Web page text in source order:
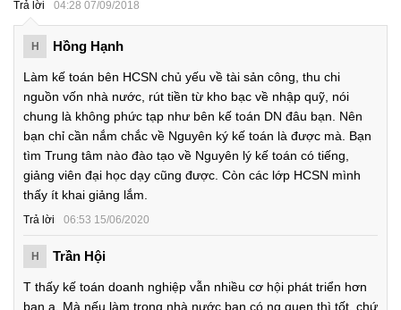
Trả lời 04:28 07/09/2018
H Hồng Hạnh
Làm kế toán bên HCSN chủ yếu về tài sản công, thu chi
nguồn vốn nhà nước, rút tiền từ kho bạc về nhập quỹ, nói
chung là không phức tạp như bên kế toán DN đâu bạn. Nên
bạn chỉ cần nắm chắc về Nguyên ký kế toán là được mà. Bạn
tìm Trung tâm nào đào tạo về Nguyên lý kế toán có tiếng,
giảng viên đại học dạy cũng được. Còn các lớp HCSN mình
thấy ít khai giảng lắm.
Trả lời 06:53 15/06/2020
H Trần Hội
T thấy kế toán doanh nghiệp vẫn nhiều cơ hội phát triển hơn
bạn ạ. Mà nếu làm trong nhà nước bạn có ng quen thì tốt, chứ